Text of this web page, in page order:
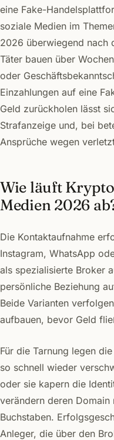
eine Fake-
soziale Medien im
2026 überwiegend nach
Täter bauen über
oder
Einzahlungen auf eine
Geld zurückholen lässt
Strafanzeige und, bei
Ansprüche wegen
Wie läuft
Medien 2026
Die Kontaktaufnahme
Instagram, WhatsApp
als spezialisierte Broker
persönliche Beziehung
Beide Varianten
aufbauen, bevor Geld
Für die Tarnung legen
so schnell wieder
oder sie kapern die
verändern deren
Buchstaben.
Anleger, die über den